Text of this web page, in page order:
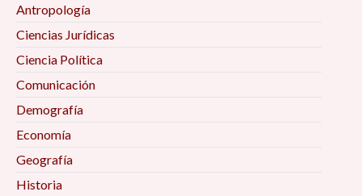
Antropología
Ciencias Jurídicas
Ciencia Política
Comunicación
Demografía
Economía
Geografía
Historia